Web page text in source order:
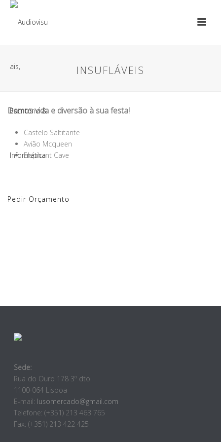
INSUFLÁVEIS
Damos vida e diversão à sua festa!
Castelo Saltitante
Avião Mcqueen
Elephant Cave
Pedir Orçamento
Sede:
Rua do Ouro 178 3º dto
1100-064 Lisboa
E-mail: lusomercado@gmail.com
Telefone: (+351) 213 463 765
Fax: (+351) 213 422 425